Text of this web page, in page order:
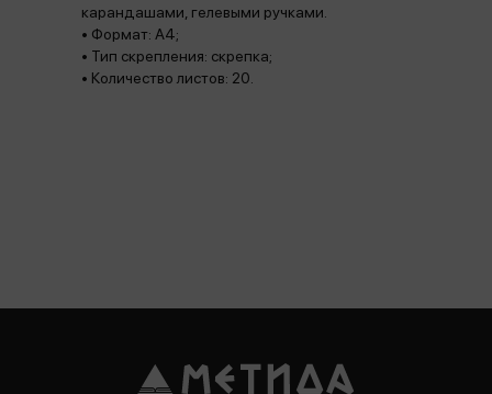
карандашами, гелевыми ручками.
• Формат: А4;
• Тип скрепления: скрепка;
• Количество листов: 20.